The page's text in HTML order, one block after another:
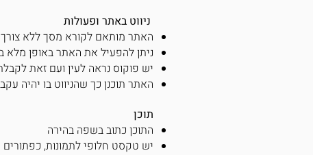
ניווט באתר ופעולות
האתר מותאם לקורא מסך ללא
ניתן להפעיל את האתר באופן
יש פוקוס נראה לעין ועם זאת
האתר תוכנן כך שהניווט בו יהיה
תוכן
התוכן כתוב בשפה בהירה
יש טקסט חלופי לתמונות, כפתורים